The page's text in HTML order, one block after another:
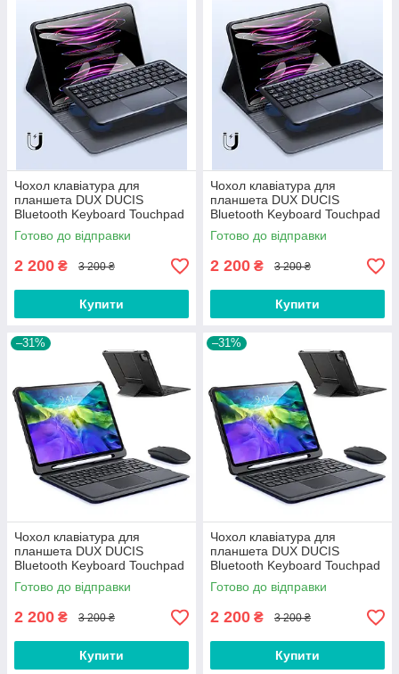
Чохол клавіатура для
планшета DUX DUCIS
Bluetooth Keyboard Touchpad
для Apple iPad Pro 11'' 2018
2020 2021 2022 Black
Готово до відправки
2 200 ₴ 3 200 ₴
Купити
Чохол клавіатура для
планшета DUX DUCIS
Bluetooth Keyboard Touchpad
для Apple iPad Air 4 / 5 10.9''
2020 2022
Готово до відправки
2 200 ₴ 3 200 ₴
Купити
–31%
Чохол клавіатура для
планшета DUX DUCIS
Bluetooth Keyboard Touchpad
для Apple iPad Pro 11'' (2020)
Black
Готово до відправки
2 200 ₴ 3 200 ₴
Купити
–31%
Чохол клавіатура для
планшета DUX DUCIS
Bluetooth Keyboard Touchpad
для Apple iPad Pro 11'' (2018)
Black
Готово до відправки
2 200 ₴ 3 200 ₴
Купити